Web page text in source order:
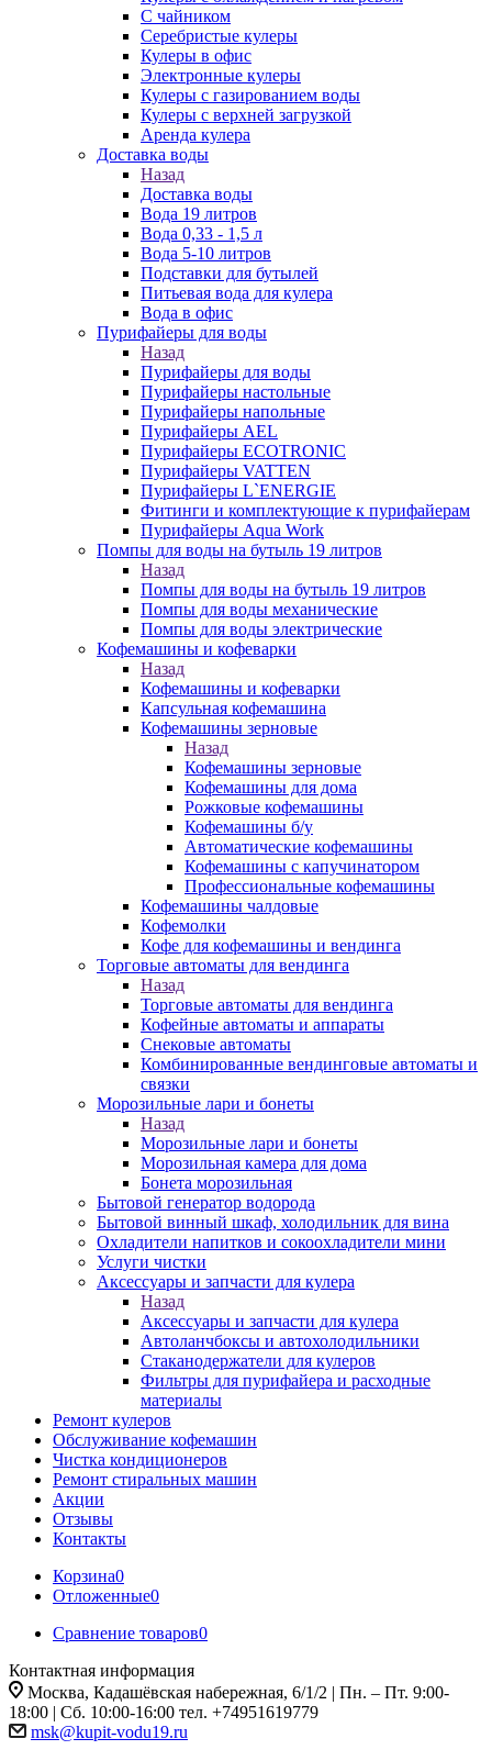
С чайником
Серебристые кулеры
Кулеры в офис
Электронные кулеры
Кулеры с газированием воды
Кулеры с верхней загрузкой
Аренда кулера
Доставка воды
Назад
Доставка воды
Вода 19 литров
Вода 0,33 - 1,5 л
Вода 5-10 литров
Подставки для бутылей
Питьевая вода для кулера
Вода в офис
Пурифайеры для воды
Назад
Пурифайеры для воды
Пурифайеры настольные
Пурифайеры напольные
Пурифайеры AEL
Пурифайеры ECOTRONIC
Пурифайеры VATTEN
Пурифайеры L`ENERGIE
Фитинги и комплектующие к пурифайерам
Пурифайеры Aqua Work
Помпы для воды на бутыль 19 литров
Назад
Помпы для воды на бутыль 19 литров
Помпы для воды механические
Помпы для воды электрические
Кофемашины и кофеварки
Назад
Кофемашины и кофеварки
Капсульная кофемашина
Кофемашины зерновые
Назад
Кофемашины зерновые
Кофемашины для дома
Рожковые кофемашины
Кофемашины б/у
Автоматические кофемашины
Кофемашины с капучинатором
Профессиональные кофемашины
Кофемашины чалдовые
Кофемолки
Кофе для кофемашины и вендинга
Торговые автоматы для вендинга
Назад
Торговые автоматы для вендинга
Кофейные автоматы и аппараты
Снековые автоматы
Комбинированные вендинговые автоматы и
связки
Морозильные лари и бонеты
Назад
Морозильные лари и бонеты
Морозильная камера для дома
Бонета морозильная
Бытовой генератор водорода
Бытовой винный шкаф, холодильник для вина
Охладители напитков и сокоохладители мини
Услуги чистки
Аксессуары и запчасти для кулера
Назад
Аксессуары и запчасти для кулера
Автоланчбоксы и автохолодильники
Стаканодержатели для кулеров
Фильтры для пурифайера и расходные
материалы
Ремонт кулеров
Обслуживание кофемашин
Чистка кондиционеров
Ремонт стиральных машин
Акции
Отзывы
Контакты
Корзина0
Отложенные0
Сравнение товаров0
Контактная информация
Москва, Кадашёвская набережная, 6/1/2 | Пн. – Пт. 9:00-
18:00 | Сб. 10:00-16:00 тел. +74951619779
msk@kupit-vodu19.ru